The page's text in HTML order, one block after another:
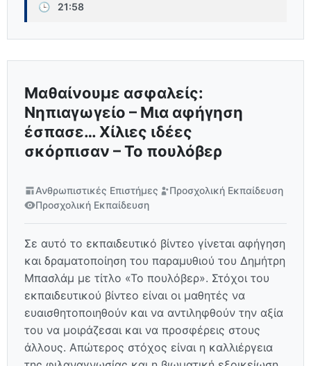
🕒 21:58
Μαθαίνουμε ασφαλείς:
Νηπιαγωγείο – Μια αφήγηση
έσπασε… Χίλιες ιδέες
σκόρπισαν – Το πουλόβερ
Ανθρωπιστικές Επιστήμες
Προσχολική Εκπαίδευση
Προσχολική Εκπαίδευση
Σε αυτό το εκπαιδευτικό βίντεο γίνεται αφήγηση
και δραματοποίηση του παραμυθιού του Δημήτρη
Μπασλάμ με τίτλο «Το πουλόβερ». Στόχοι του
εκπαιδευτικού βίντεο είναι οι μαθητές να
ευαισθητοποιηθούν και να αντιληφθούν την αξία
του να μοιράζεσαι και να προσφέρεις στους
άλλους. Απώτερος στόχος είναι η καλλιέργεια